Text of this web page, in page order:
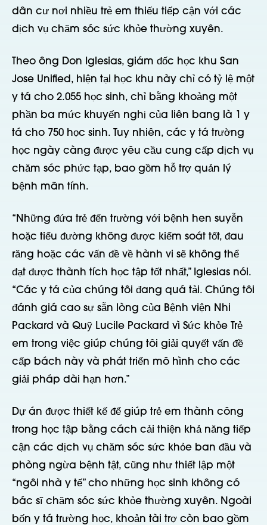
dân cư nơi nhiều trẻ em thiếu tiếp cận với các
dịch vụ chăm sóc sức khỏe thường xuyên.
Theo ông Don Iglesias, giám đốc học khu San
Jose Unified, hiện tại học khu này chỉ có tỷ lệ một
y tá cho 2.055 học sinh, chỉ bằng khoảng một
phần ba mức khuyến nghị của liên bang là 1 y
tá cho 750 học sinh. Tuy nhiên, các y tá trường
học ngày càng được yêu cầu cung cấp dịch vụ
chăm sóc phức tạp, bao gồm hỗ trợ quản lý
bệnh mãn tính.
“Những đứa trẻ đến trường với bệnh hen suyễn
hoặc tiểu đường không được kiểm soát tốt, đau
răng hoặc các vấn đề về hành vi sẽ không thể
đạt được thành tích học tập tốt nhất,” Iglesias nói.
“Các y tá của chúng tôi đang quá tải. Chúng tôi
đánh giá cao sự sẵn lòng của Bệnh viện Nhi
Packard và Quỹ Lucile Packard vì Sức khỏe Trẻ
em trong việc giúp chúng tôi giải quyết vấn đề
cấp bách này và phát triển mô hình cho các
giải pháp dài hạn hơn.”
Dự án được thiết kế để giúp trẻ em thành công
trong học tập bằng cách cải thiện khả năng tiếp
cận các dịch vụ chăm sóc sức khỏe ban đầu và
phòng ngừa bệnh tật, cũng như thiết lập một
“ngôi nhà y tế” cho những học sinh không có
bác sĩ chăm sóc sức khỏe thường xuyên. Ngoài
bốn y tá trường học, khoản tài trợ còn bao gồm